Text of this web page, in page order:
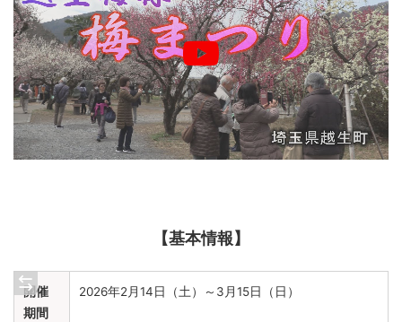
【基本情報】
開催
期間
2026年2月14日（土）～3月15日（日）